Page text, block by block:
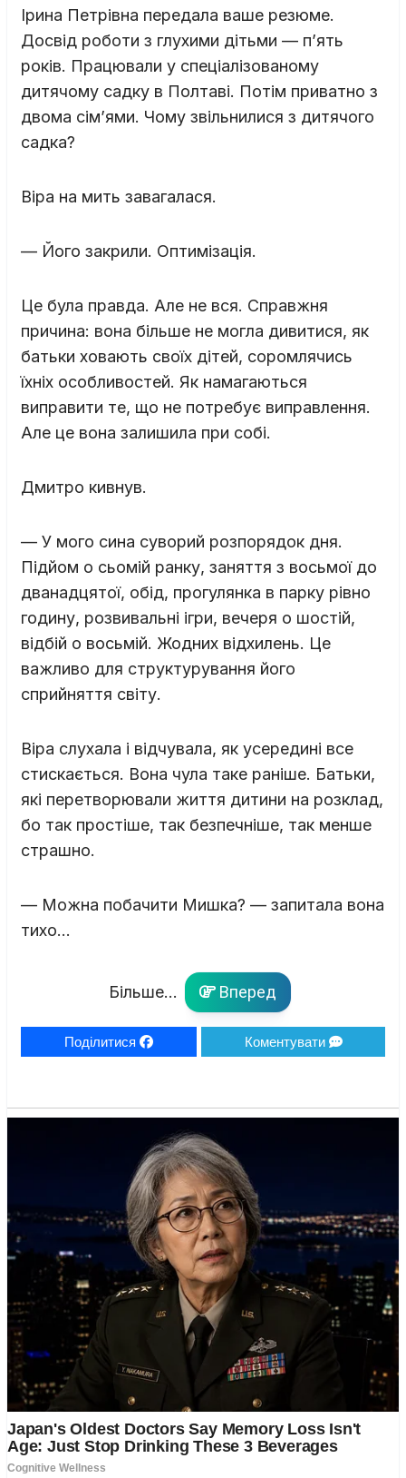
Ірина Петрівна передала ваше резюме.
Досвід роботи з глухими дітьми — п’ять
років. Працювали у спеціалізованому
дитячому садку в Полтаві. Потім приватно з
двома сім’ями. Чому звільнилися з дитячого
садка?
Віра на мить завагалася.
— Його закрили. Оптимізація.
Це була правда. Але не вся. Справжня
причина: вона більше не могла дивитися, як
батьки ховають своїх дітей, соромлячись
їхніх особливостей. Як намагаються
виправити те, що не потребує виправлення.
Але це вона залишила при собі.
Дмитро кивнув.
— У мого сина суворий розпорядок дня.
Підйом о сьомій ранку, заняття з восьмої до
дванадцятої, обід, прогулянка в парку рівно
годину, розвивальні ігри, вечеря о шостій,
відбій о восьмій. Жодних відхилень. Це
важливо для структурування його
сприйняття світу.
Віра слухала і відчувала, як усередині все
стискається. Вона чула таке раніше. Батьки,
які перетворювали життя дитини на розклад,
бо так простіше, так безпечніше, так менше
страшно.
— Можна побачити Мишка? — запитала вона
тихо…
Більше... Вперед
Поділитися Коментувати